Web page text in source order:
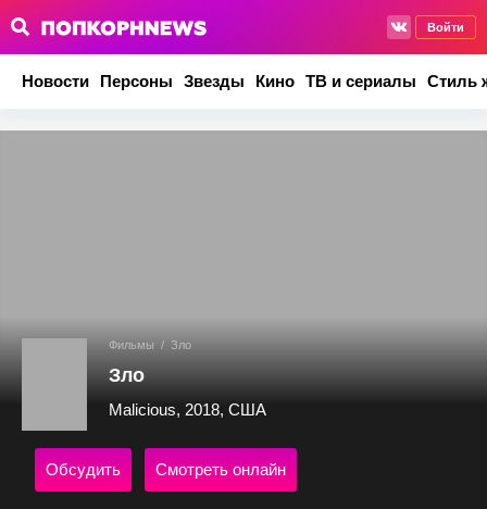
Войти
Новости Персоны Звезды Кино ТВ и сериалы Стиль
Фильмы / Зло
Зло
Malicious, 2018, США
Обсудить Смотреть онлайн